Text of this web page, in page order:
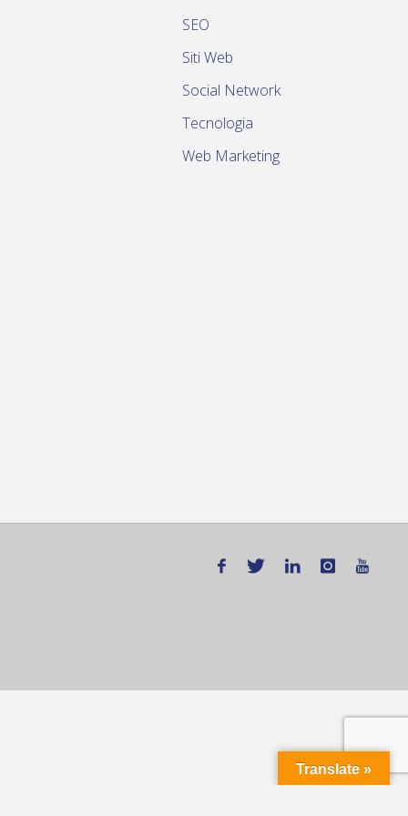
SEO
Siti Web
Social Network
Tecnologia
Web Marketing
Translate »